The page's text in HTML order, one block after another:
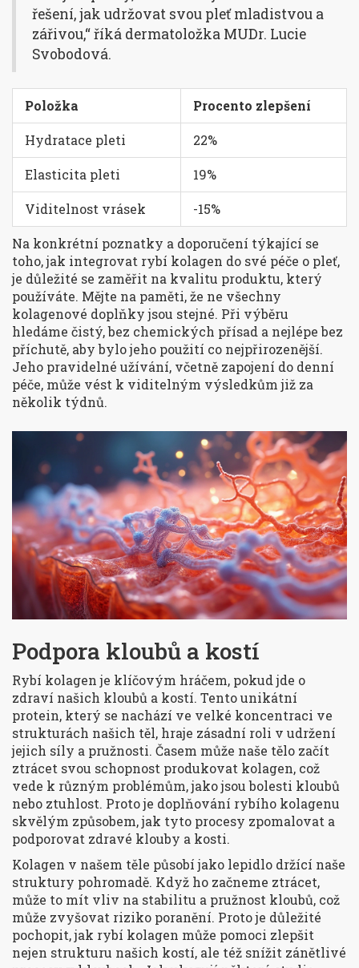
řešení, jak udržovat svou pleť mladistvou a
zářivou,“ říká dermatoložka MUDr. Lucie
Svobodová.
Položka Procento zlepšení
Hydratace pleti 22%
Elasticita pleti 19%
Viditelnost vrásek -15%
Na konkrétní poznatky a doporučení týkající se
toho, jak integrovat rybí kolagen do své péče o pleť,
je důležité se zaměřit na kvalitu produktu, který
používáte. Mějte na paměti, že ne všechny
kolagenové doplňky jsou stejné. Při výběru
hledáme čistý, bez chemických přísad a nejlépe bez
příchutě, aby bylo jeho použití co nejpřirozenější.
Jeho pravidelné užívání, včetně zapojení do denní
péče, může vést k viditelným výsledkům již za
několik týdnů.
Podpora kloubů a kostí
Rybí kolagen je klíčovým hráčem, pokud jde o
zdraví našich kloubů a kostí. Tento unikátní
protein, který se nachází ve velké koncentraci ve
strukturách našich těl, hraje zásadní roli v udržení
jejich síly a pružnosti. Časem může naše tělo začít
ztrácet svou schopnost produkovat kolagen, což
vede k různým problémům, jako jsou bolesti kloubů
nebo ztuhlost. Proto je doplňování rybího kolagenu
skvělým způsobem, jak tyto procesy zpomalovat a
podporovat zdravé klouby a kosti.
Kolagen v našem těle působí jako lepidlo držící naše
struktury pohromadě. Když ho začneme ztrácet,
může to mít vliv na stabilitu a pružnost kloubů, což
může zvyšovat riziko poranění. Proto je důležité
pochopit, jak rybí kolagen může pomoci zlepšit
nejen strukturu našich kostí, ale též snížit zánětlivé